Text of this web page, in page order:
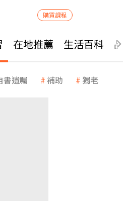
購買課程
在地推薦 生活百科
書遺囑 補助 獨老